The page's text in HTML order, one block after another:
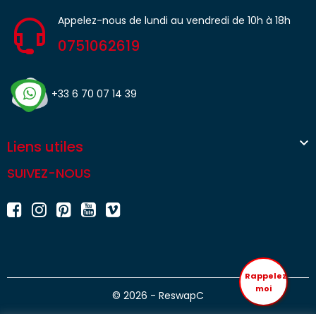
Appelez-nous de lundi au vendredi de 10h à 18h
0751062619
+33 6 70 07 14 39
Liens utiles 
SUIVEZ-NOUS
© 2026 - ReswapC
Rappelez
moi